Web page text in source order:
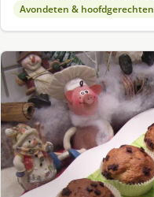
Avondeten & hoofdgerechten